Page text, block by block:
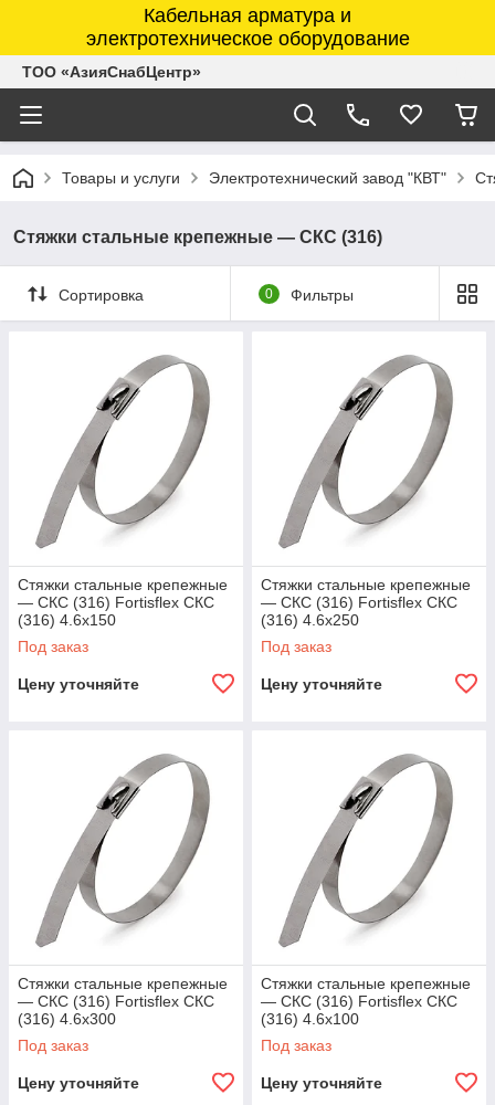
Кабельная арматура и
электротехническое оборудование
ТОО «АзияСнабЦентр»
Товары и услуги Электротехнический завод "КВТ"
Стяжки стальные крепежные — СКС (316)
Сортировка 0 Фильтры
Стяжки стальные крепежные
— СКС (316) Fortisflex СКС
(316) 4.6x150
Под заказ
Цену уточняйте
Стяжки стальные крепежные
— СКС (316) Fortisflex СКС
(316) 4.6x250
Под заказ
Цену уточняйте
Стяжки стальные крепежные
— СКС (316) Fortisflex СКС
(316) 4.6x300
Под заказ
Цену уточняйте
Стяжки стальные крепежные
— СКС (316) Fortisflex СКС
(316) 4.6x100
Под заказ
Цену уточняйте